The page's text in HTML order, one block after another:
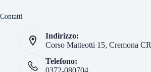
Contatti
Indirizzo:
Corso Matteotti 15, Cremona CR
Telefono:
0372-080704